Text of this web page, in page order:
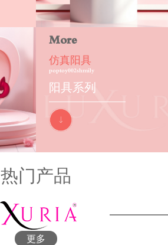
More
仿真阳具
poptoy002shmily
阳具系列
热门产品
更多